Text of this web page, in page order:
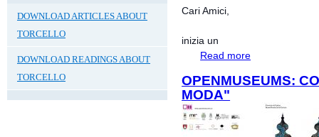
DOWNLOAD ARTICLES ABOUT
TORCELLO
DOWNLOAD READINGS ABOUT
TORCELLO
Cari Amici,
inizia un
Read more
OPENMUSEUMS:
MODA"